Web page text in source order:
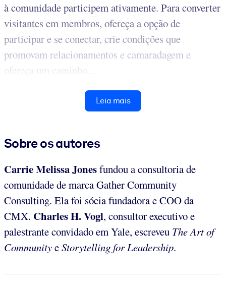
à comunidade participem ativamente. Para converter
visitantes em membros, ofereça a opção de
participar e se conectar, crie condições que
promovam relacionamentos e camaradagem e
ofereça um caminho...
Leia mais
Sobre os autores
Carrie Melissa Jonesfundou a consultoria de
comunidade de marca Gather Community
Consulting. Ela foi sócia fundadora e COO da
CMX. Charles H. Vogl, consultor executivo e
palestrante convidado em Yale, escreveu The Art of
CommunityeStorytelling for Leadership.